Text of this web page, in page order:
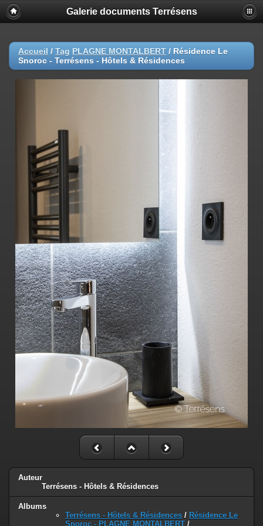
Galerie documents Terrésens
Accueil / Tag PLAGNE MONTALBERT / Résidence Le
Snoroc - Terrésens - Hôtels & Résidences
Auteur
Terrésens - Hôtels & Résidences
Albums
Terrésens - Hôtels & Résidences / Résidence Le
Snoroc - PLAGNE MONTALBERT /